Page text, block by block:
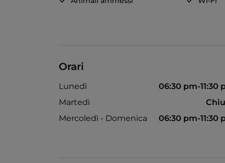
Orari
Lunedì
06:30 pm-11:30
Martedì
Mercoledì - Domenica
06:30 pm-11:30